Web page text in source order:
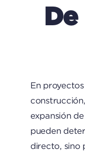
En
expansión
pueden
directo, sino